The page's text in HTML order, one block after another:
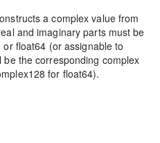
a complex value from
and imaginary parts must be
float64 (or assignable to
the corresponding complex
for float64).